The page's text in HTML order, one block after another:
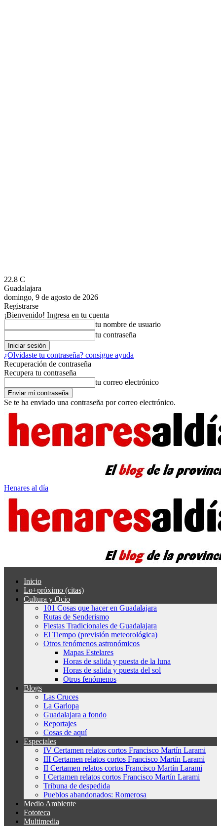
22.8 C
Guadalajara
domingo, 9 de agosto de 2026
Registrarse
¡Bienvenido! Ingresa en tu cuenta
tu nombre de usuario
tu contraseña
¿Olvidaste tu contraseña? consigue ayuda
Recuperación de contraseña
Recupera tu contraseña
tu correo electrónico
Se te ha enviado una contraseña por correo electrónico.
Henares al día
Inicio
Lo+próximo (citas)
Cultura y Ocio
101 Cosas que hacer en Guadalajara
Rutas de Senderismo
Fiestas Tradicionales de Guadalajara
El Tiempo (previsión meteorológica)
Otros fenómenos astronómicos
Mapas Estelares
Horas de salida y puesta de la luna
Horas de salida y puesta del sol
Otros fenómenos
Blogs
Las Cruces
La Garlopa
Guadalajara a fondo
Reportajes
Cosas de aquí
Especiales
IV Certamen relatos cortos Francisco Martín Larami
III Certamen relatos cortos Francisco Martín Larami
II Certamen relatos cortos Francisco Martín Larami
I Certamen relatos cortos Francisco Martín Larami
Tribuna de despedida
Pueblos abandonados: Romerosa
Medio Ambiente
Fototeca
Multimedia